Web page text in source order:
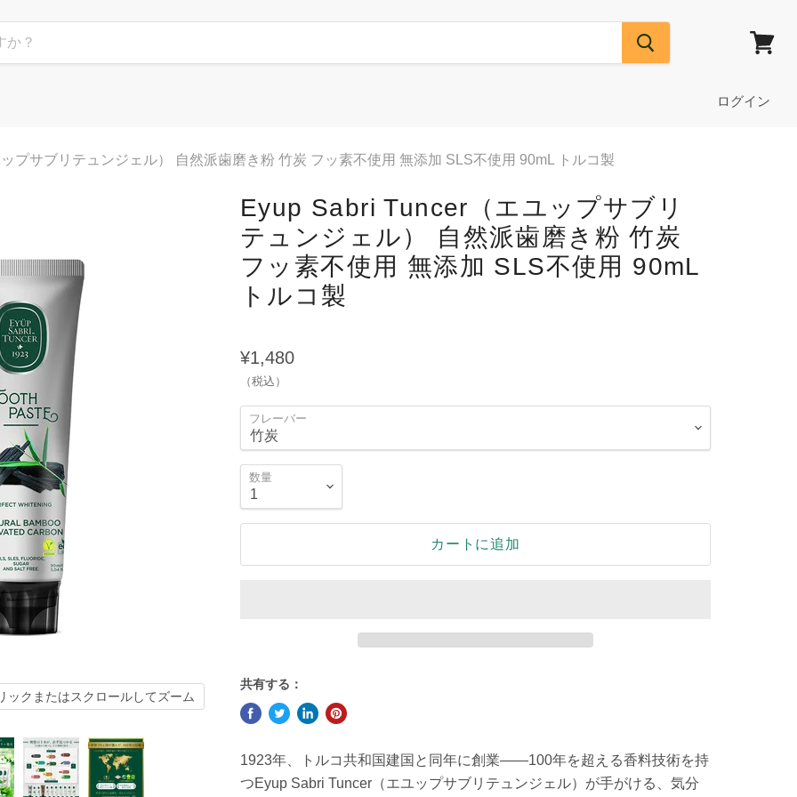
ト
を
ログイン
プサブリテュンジェル） 自然派歯磨き粉 竹炭 フッ素不使用 無添加 SLS不使用 90mL トルコ製
ックまたはスクロールしてズーム
Eyup Sabri Tuncer（エユップサブリ
テュンジェル） 自然派歯磨き粉 竹炭
フッ素不使用 無添加 SLS不使用 90mL
トルコ製
¥1,480
（税込）
フレーバー
数量
カートに追加
共有する：
1923年、トルコ共和国建国と同年に創業——100年を超える香料技術を持
つEyup Sabri Tuncer（エユップサブリテュンジェル）が手がける、気分